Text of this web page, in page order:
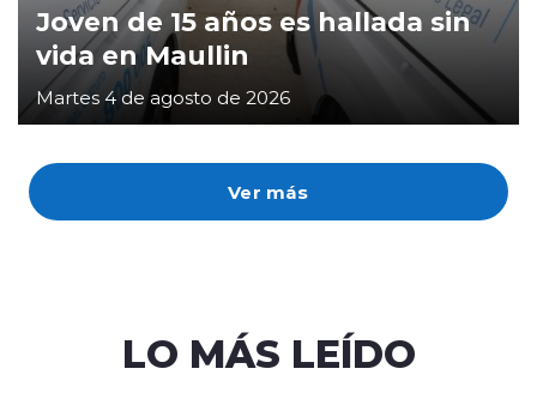
Ver más
Joven de 15 años es hallada sin
vida en Maullin
Martes 4 de agosto de 2026
LO MÁS LEÍDO